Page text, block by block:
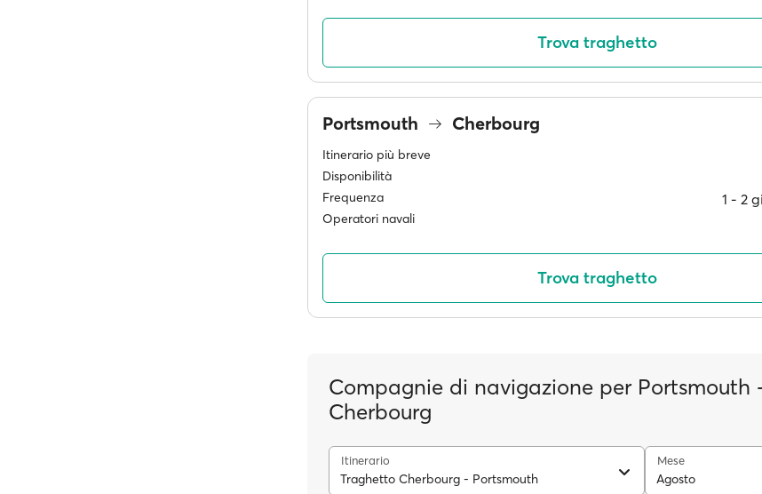
Trova traghetto
Portsmouth Cherbourg
Itinerario più breve
Disponibilità
Frequenza 1 ‐ 2
Operatori navali
Trova traghetto
Compagnie di navigazione per Portsmouth
Cherbourg
Itinerario
Traghetto Cherbourg - Portsmouth
Mese
Agosto